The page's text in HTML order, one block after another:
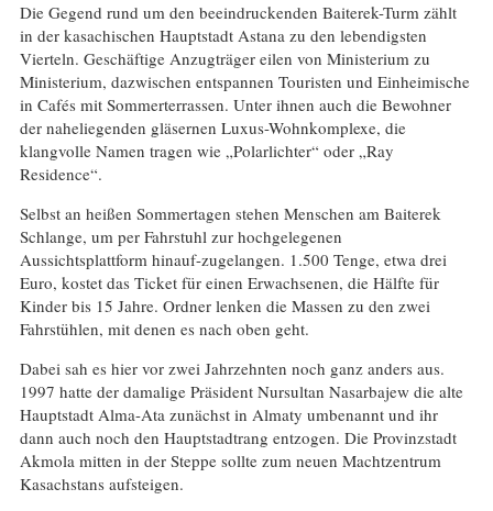
Die Gegend rund um den beeindruckenden Baiterek-Turm zählt
in der kasachischen Hauptstadt Astana zu den lebendigsten
Vierteln. Geschäftige Anzugträger eilen von Ministerium zu
Ministerium, dazwischen entspannen Touristen und Einheimische
in Cafés mit Sommerterrassen. Unter ihnen auch die Bewohner
der naheliegenden gläsernen Luxus-Wohnkomplexe, die
klangvolle Namen tragen wie „Polarlichter“ oder „Ray
Residence“.
Selbst an heißen Sommertagen stehen Menschen am Baiterek
Schlange, um per Fahrstuhl zur hochgelegenen
Aussichtsplattform hinauf-zugelangen. 1.500 Tenge, etwa drei
Euro, kostet das Ticket für einen Erwachsenen, die Hälfte für
Kinder bis 15 Jahre. Ordner lenken die Massen zu den zwei
Fahrstühlen, mit denen es nach oben geht.
Dabei sah es hier vor zwei Jahrzehnten noch ganz anders aus.
1997 hatte der damalige Präsident Nursultan Nasarbajew die alte
Hauptstadt Alma-Ata zunächst in Almaty umbenannt und ihr
dann auch noch den Hauptstadtrang entzogen. Die Provinzstadt
Akmola mitten in der Steppe sollte zum neuen Machtzentrum
Kasachstans aufsteigen.